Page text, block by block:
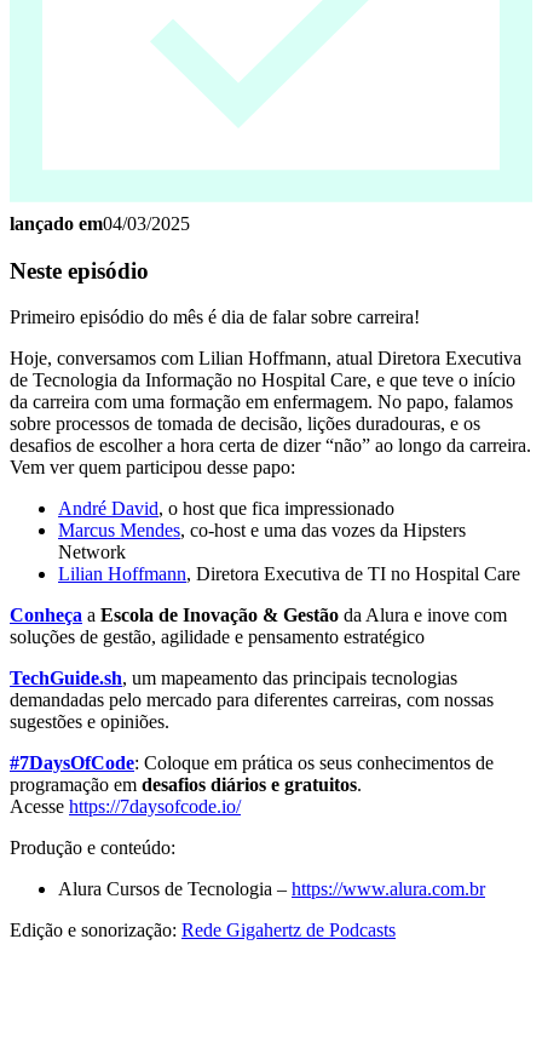
lançado em04/03/2025
Neste episódio
Primeiro episódio do mês é dia de falar sobre carreira!
Hoje, conversamos com Lilian Hoffmann, atual Diretora Executiva
de Tecnologia da Informação no Hospital Care, e que teve o início
da carreira com uma formação em enfermagem. No papo, falamos
sobre processos de tomada de decisão, lições duradouras, e os
desafios de escolher a hora certa de dizer “não” ao longo da carreira.
Vem ver quem participou desse papo:
André David, o host que fica impressionado
Marcus Mendes, co-host e uma das vozes da Hipsters
Network
Lilian Hoffmann, Diretora Executiva de TI no Hospital Care
Conheça a Escola de Inovação & Gestão da Alura e inove com
soluções de gestão, agilidade e pensamento estratégico
TechGuide.sh, um mapeamento das principais tecnologias
demandadas pelo mercado para diferentes carreiras, com nossas
sugestões e opiniões.
#7DaysOfCode: Coloque em prática os seus conhecimentos de
programação em desafios diários e gratuitos.
Acesse https://7daysofcode.io/
Produção e conteúdo:
Alura Cursos de Tecnologia – https://www.alura.com.br
Edição e sonorização: Rede Gigahertz de Podcasts